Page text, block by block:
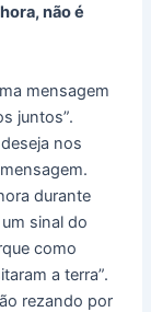
não é
mensagem
juntos”.
nos
durante
sinal do
como
a terra”.
rezando por